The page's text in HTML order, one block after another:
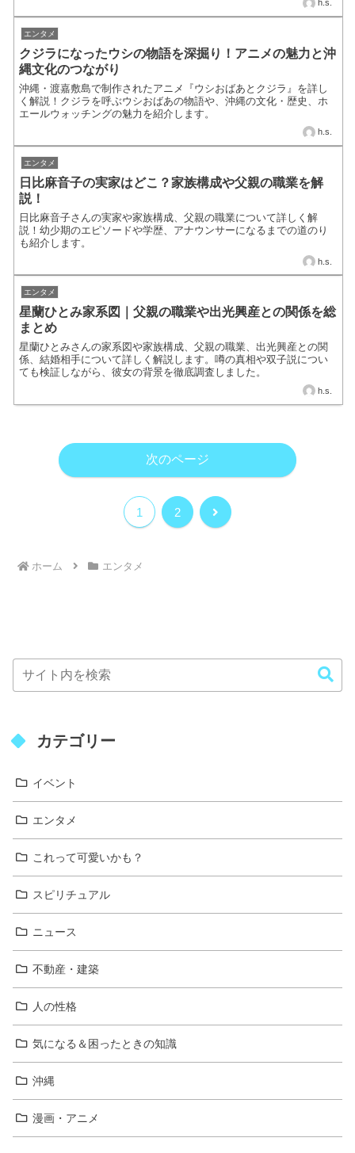
h.s.
エンタメ
クジラになったウシの物語を深掘り！アニメの魅力と沖
縄文化のつながり
沖縄・渡嘉敷島で制作されたアニメ『ウシおばあとクジラ』を詳し
く解説！クジラを呼ぶウシおばあの物語や、沖縄の文化・歴史、ホ
エールウォッチングの魅力を紹介します。
h.s.
エンタメ
日比麻音子の実家はどこ？家族構成や父親の職業を解
説！
日比麻音子さんの実家や家族構成、父親の職業について詳しく解
説！幼少期のエピソードや学歴、アナウンサーになるまでの道のり
も紹介します。
h.s.
エンタメ
星蘭ひとみ家系図｜父親の職業や出光興産との関係を総
まとめ
星蘭ひとみさんの家系図や家族構成、父親の職業、出光興産との関
係、結婚相手について詳しく解説します。噂の真相や双子説につい
ても検証しながら、彼女の背景を徹底調査しました。
h.s.
次のページ
1 2 次
ホーム エンタメ
カテゴリー
イベント
エンタメ
これって可愛いかも？
スピリチュアル
ニュース
不動産・建築
人の性格
気になる＆困ったときの知識
沖縄
漫画・アニメ